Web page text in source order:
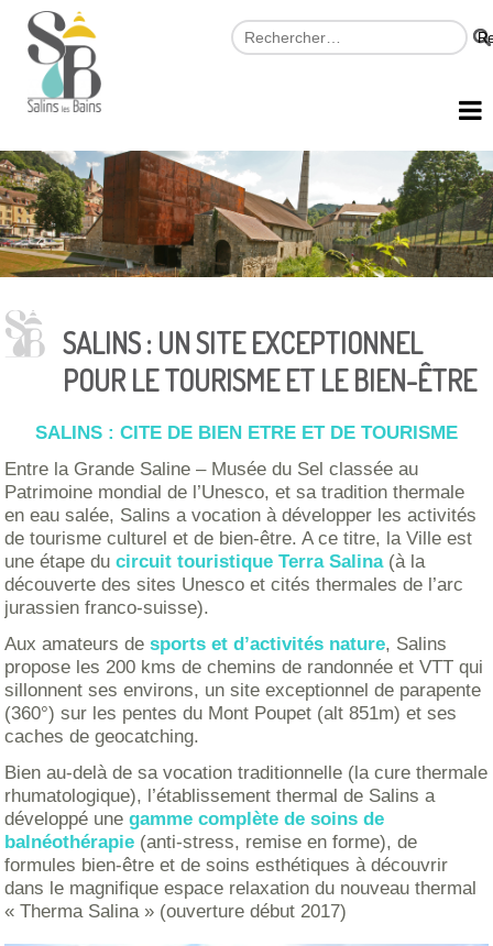
SALINS : UN SITE EXCEPTIONNEL
POUR LE TOURISME ET LE BIEN-ÊTRE
SALINS : CITE DE BIEN ETRE ET DE TOURISME
Entre la Grande Saline – Musée du Sel classée au
Patrimoine mondial de l’Unesco, et sa tradition thermale
en eau salée, Salins a vocation à développer les activités
de tourisme culturel et de bien-être. A ce titre, la Ville est
une étape ducircuit touristique Terra Salina (à la
découverte des sites Unesco et cités thermales de l’arc
jurassien franco-suisse).
Aux amateurs de sports et d’activités nature, Salins
propose les 200 kms de chemins de randonnée et VTT qui
sillonnent ses environs, un site exceptionnel de parapente
(360°) sur les pentes du Mont Poupet (alt 851m) et ses
caches de geocatching.
Bien au-delà de sa vocation traditionnelle (la cure thermale
rhumatologique), l’établissement thermal de Salins a
développé unegamme complète de soins de
balnéothérapie (anti-stress, remise en forme), de
formules bien-être et de soins esthétiques à découvrir
dans le magnifique espace relaxation du nouveau thermal
« Therma Salina » (ouverture début 2017)